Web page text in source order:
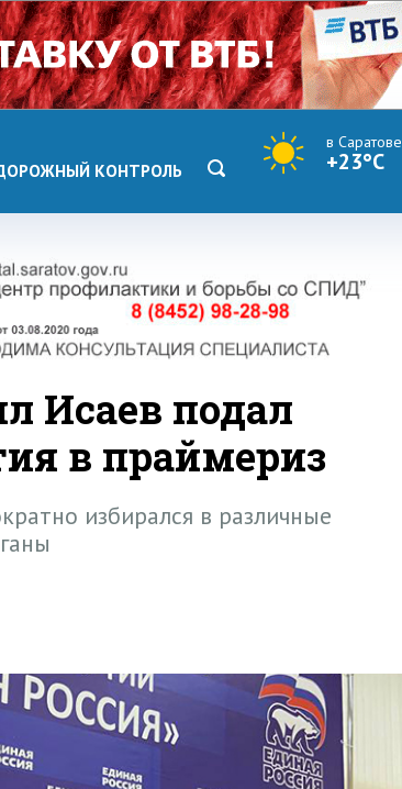
КОНТРОЛЬ
в Саратове
+23°C
Исаев подал
в праймериз
избирался в различные